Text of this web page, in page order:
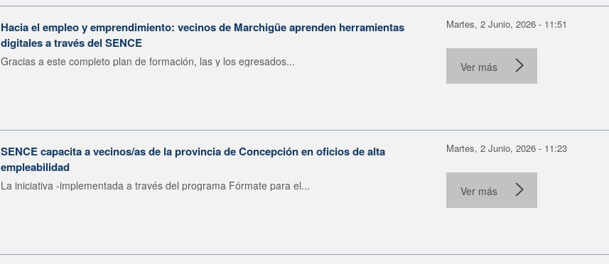
Hacia el empleo y emprendimiento: vecinos de Marchigüe aprenden herramientas
digitales a través del SENCE
Gracias a este completo plan de formación, las y los egresados...
Martes, 2 Junio, 2026 - 11:51
Ver más
SENCE capacita a vecinos/as de la provincia de Concepción en oficios de alta
empleabilidad
La iniciativa -implementada a través del programa Fórmate para el...
Martes, 2 Junio, 2026 - 11:23
Ver más